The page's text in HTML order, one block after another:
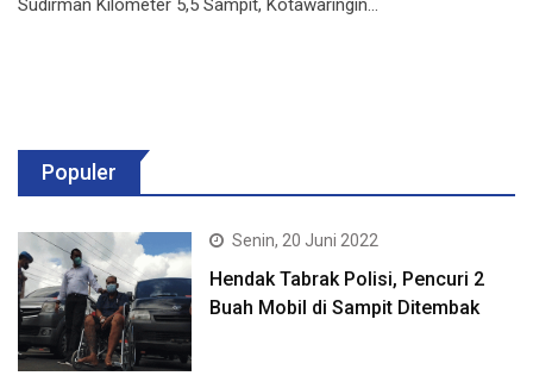
Sudirman Kilometer 5,5 Sampit, Kotawaringin…
Populer
Senin, 20 Juni 2022
Hendak Tabrak Polisi, Pencuri 2
Buah Mobil di Sampit Ditembak